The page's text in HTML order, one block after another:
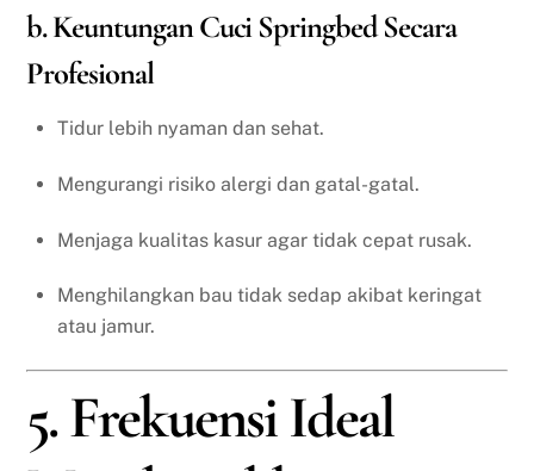
b. Keuntungan Cuci Springbed Secara
Profesional
Tidur lebih nyaman dan sehat.
Mengurangi risiko alergi dan gatal-gatal.
Menjaga kualitas kasur agar tidak cepat rusak.
Menghilangkan bau tidak sedap akibat keringat
atau jamur.
5. Frekuensi Ideal